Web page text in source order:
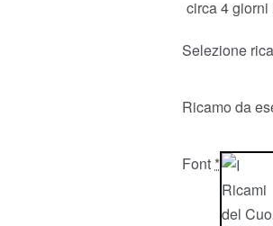
circa 4 giorni
Selezione
Ricamo da
Font *